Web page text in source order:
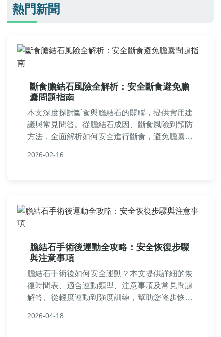
熱門新聞
斷食膽結石風險全解析：安全斷食避免膽
囊問題指南
本文深度探討斷食與膽結石的關聯，提供實用建
議與常見問答。從膽結石成因、斷食風險到預防
方法，全面解析如何安全進行斷食，避免膽囊問
2026-02-16
膽結石手術後運動全攻略：安全恢復步驟
與注意事項
膽結石手術後如何安全運動？本文提供詳細的恢
復時間表、適合運動類型、注意事項及常見問題
解答。從輕度運動到強度訓練，幫助您逐步恢復
考，內容基於實際經驗和醫學建議。
2026-04-18